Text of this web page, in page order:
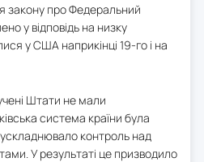
закону про Федеральний
у відповідь на низку
у США наприкінці 19-го і на
Штати не мали
система країни була
контроль над
У результаті це призводило